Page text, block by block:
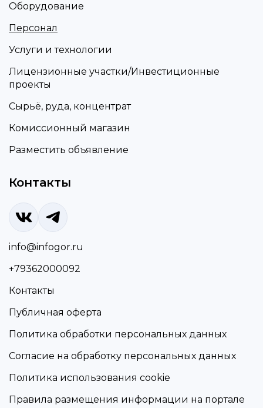
Оборудование
Персонал
Услуги и технологии
Лицензионные участки/Инвестиционные
проекты
Сырьё, руда, концентрат
Комиссионный магазин
Разместить объявление
Контакты
info@infogor.ru
+79362000092
Контакты
Публичная оферта
Политика обработки персональных данных
Согласие на обработку персональных данных
Политика использования cookie
Правила размещения информации на портале